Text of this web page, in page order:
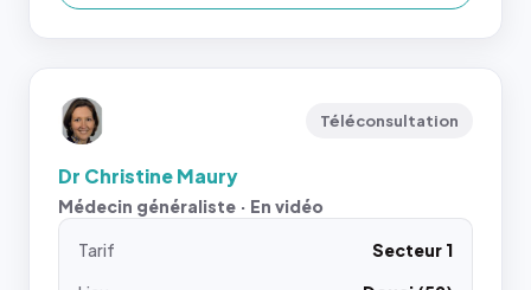
Téléconsultation
Dr Christine Maury
Médecin généraliste · En vidéo
Tarif
Secteur 1